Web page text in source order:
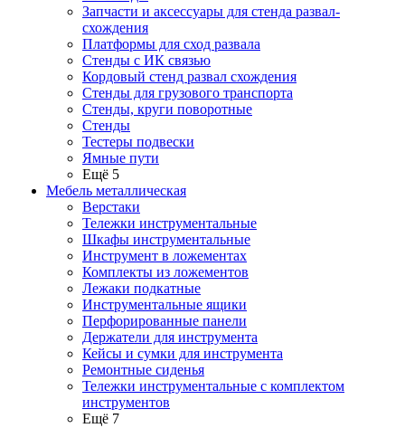
Запчасти и аксессуары для стенда развал-
схождения
Платформы для сход развала
Стенды с ИК связью
Кордовый стенд развал схождения
Стенды для грузового транспорта
Стенды, круги поворотные
Стенды
Тестеры подвески
Ямные пути
Ещё 5
Мебель металлическая
Верстаки
Тележки инструментальные
Шкафы инструментальные
Инструмент в ложементах
Комплекты из ложементов
Лежаки подкатные
Инструментальные ящики
Перфорированные панели
Держатели для инструмента
Кейсы и сумки для инструмента
Ремонтные сиденья
Тележки инструментальные с комплектом
инструментов
Ещё 7